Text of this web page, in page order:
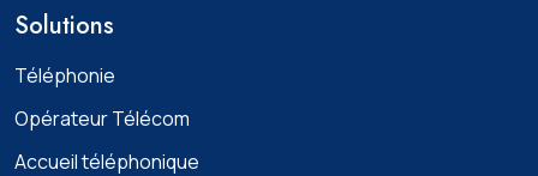
Solutions
Téléphonie
Opérateur Télécom
Accueil téléphonique